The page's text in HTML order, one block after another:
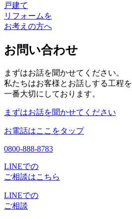
戸建て
リフォームを
お考えの方へ
お問い合わせ
まずはお話を聞かせてください。
私たちはお客様とお話しする工程を
一番大切にしております。
まずはお話を聞かせてください
お電話はここをタップ
0800-888-8783
LINEでの
ご相談はこちら
LINEでの
ご相談